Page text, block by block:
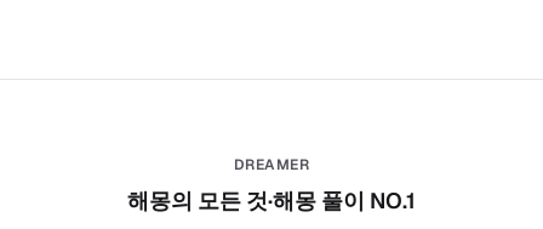
DREAMER
해몽의 모든 것·해몽 풀이 NO.1